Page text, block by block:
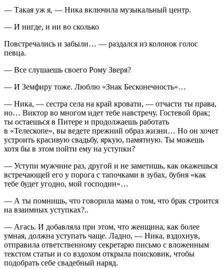
— Такая уж я, — Ника включила музыкальный центр.
— И нигде, и ни во сколько
Повстречались и забыли… — раздался из колонок голос
певца.
— Все слушаешь своего Рому Зверя?
— И Земфиру тоже. Люблю «Знак Бесконечность»…
— Ника, — сестра села на край кровати, — отчасти ты права,
но… Виктор во многом идет тебе навстречу. Гостевой брак;
ты остаешься в Питере и продолжаешь работать
в «Телескопе», вы ведете прежний образ жизни… Но он хочет
устроить красивую свадьбу, яркую, памятную. Ты можешь
хотя бы в этом пойти ему на уступки?
— Уступи мужчине раз, другой и не заметишь, как окажешься
встречающей его у порога с тапочками в зубах, бубня «как
тебе будет угодно, мой господин»…
— А ты помнишь, что говорила мама о том, что брак строится
на взаимных уступках?..
— Агась. И добавляла при этом, что женщина, как более
умная, должна уступать чаще. Ладно, — Ника, вздохнув,
отправила ответственному секретарю письмо с вложенным
текстом статьи и со вздохом открыла поисковик, чтобы
подобрать себе свадебный наряд.